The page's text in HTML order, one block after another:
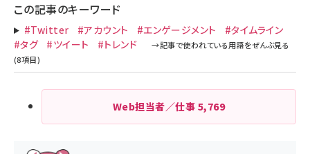
この記事のキーワード
#Twitter #アカウント #エンゲージメント
#タイムライン
#タグ
#ツイート #トレンド
Web担当者／仕事 5,769